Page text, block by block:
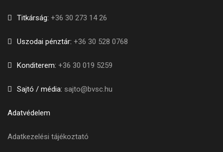
Titkárság: +36 30 273 14 26
Uszodai pénztár: +36 30 528 0768
Konditerem: +36 30 019 5259
Sajtó / média: sajto@bvsc.hu
Adatvédelem
Adatkezelési tájékoztató